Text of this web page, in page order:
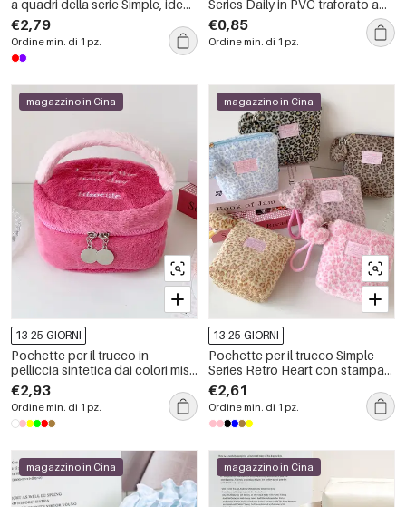
a quadri della serie Simple, ideali
per tutti i giorni.
€2,79
Ordine min. di 1 pz.
Series Daily in PVC traforato a
tinta unita.
€0,85
Ordine min. di 1 pz.
magazzino in Cina
13-25 GIORNI
Pochette per il trucco in
pelliccia sintetica dai colori misti
della serie Simple Sweet Letter.
€2,93
Ordine min. di 1 pz.
magazzino in Cina
13-25 GIORNI
Pochette per il trucco Simple
Series Retro Heart con stampa
leopardata e pelliccia sintetica
€2,61
Ordine min. di 1 pz.
magazzino in Cina magazzino in Cina